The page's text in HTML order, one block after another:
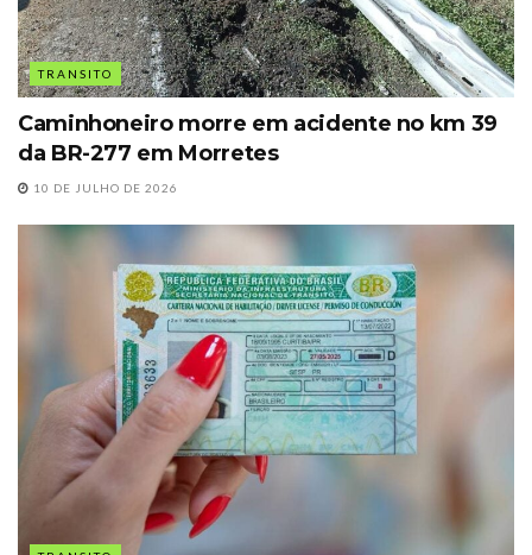
TRANSITO
Caminhoneiro morre em acidente no km 39
da BR-277 em Morretes
10 DE JULHO DE 2026